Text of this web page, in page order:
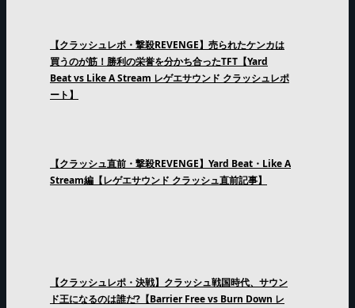
【クラッシュレポ・撃殺REVENGE】売られたケンカは
買うのが筋！勝利の栄誉を分かち合ったTFT【Yard
Beat vs Like A Stream レゲエサウンド クラッシュレポ
ート】
【クラッシュ直前・撃殺REVENGE】Yard Beat・Like A
Stream編【レゲエサウンド クラッシュ直前記事】
【クラッシュレポ・決戦】クラッシュ戦国時代、サウン
ド王になるのは誰だ?【Barrier Free vs Burn Down レ